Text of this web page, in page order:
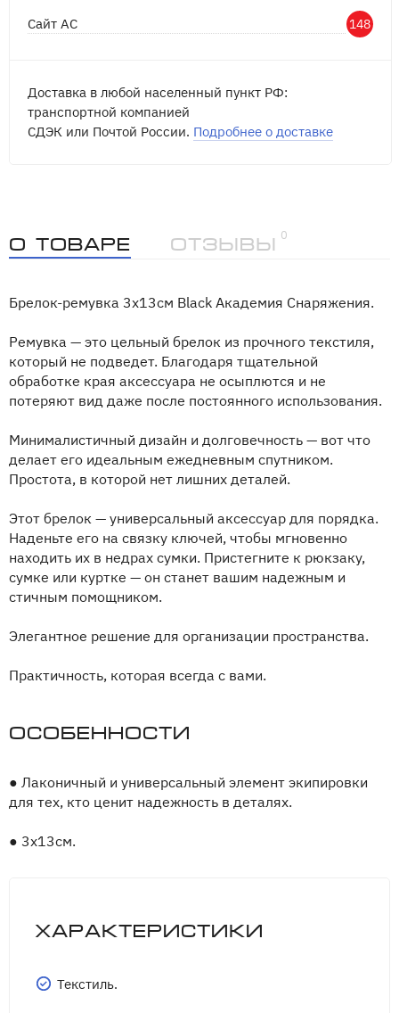
Сайт АС 148
Доставка в любой населенный пункт РФ:
транспортной компанией
СДЭК или Почтой России. Подробнее о доставке
О товаре Отзывы
0
Брелок-ремувка 3х13см Black Академия Снаряжения.
Ремувка — это цельный брелок из прочного текстиля,
который не подведет. Благодаря тщательной
обработке края аксессуара не осыплются и не
потеряют вид даже после постоянного использования.
Минималистичный дизайн и долговечность — вот что
делает его идеальным ежедневным спутником.
Простота, в которой нет лишних деталей.
Этот брелок — универсальный аксессуар для порядка.
Наденьте его на связку ключей, чтобы мгновенно
находить их в недрах сумки. Пристегните к рюкзаку,
сумке или куртке — он станет вашим надежным и
стичным помощником.
Элегантное решение для организации пространства.
Практичность, которая всегда с вами.
Особенности
● Лаконичный и универсальный элемент экипировки
для тех, кто ценит надежность в деталях.
● 3х13см.
Характеристики
Текстиль.